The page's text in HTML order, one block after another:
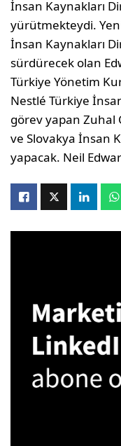
İnsan Kaynakları
yürütmekteydi.
İnsan Kaynakları
sürdürecek olan
Türkiye Yönetim
Nestlé Türkiye
görev yapan Zuhal
ve Slovakya İnsan
yapacak. Neil